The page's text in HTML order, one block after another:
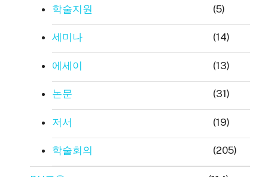
학술지원 (5)
세미나 (14)
에세이 (13)
논문 (31)
저서 (19)
학술회의 (205)